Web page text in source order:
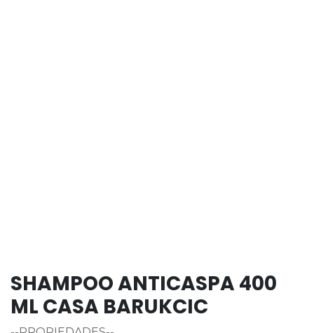
SHAMPOO ANTICASPA 400
ML CASA BARUKCIC